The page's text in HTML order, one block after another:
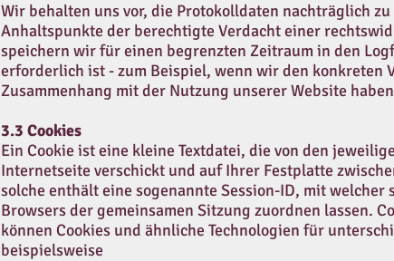
Wir behalten uns vor, die Protokolldaten nachträglich
Anhaltspunkte der berechtigte Verdacht einer
speichern wir für einen begrenzten Zeitraum in den
erforderlich ist - zum Beispiel, wenn wir den konkreten
Zusammenhang mit der Nutzung unserer Website
3.3 Cookies
Ein Cookie ist eine kleine Textdatei, die von den
Internetseite verschickt und auf Ihrer Festplatte
solche enthält eine sogenannte Session-ID, mit welcher
Browsers der gemeinsamen Sitzung zuordnen lassen.
können Cookies und ähnliche Technologien für
beispielsweise